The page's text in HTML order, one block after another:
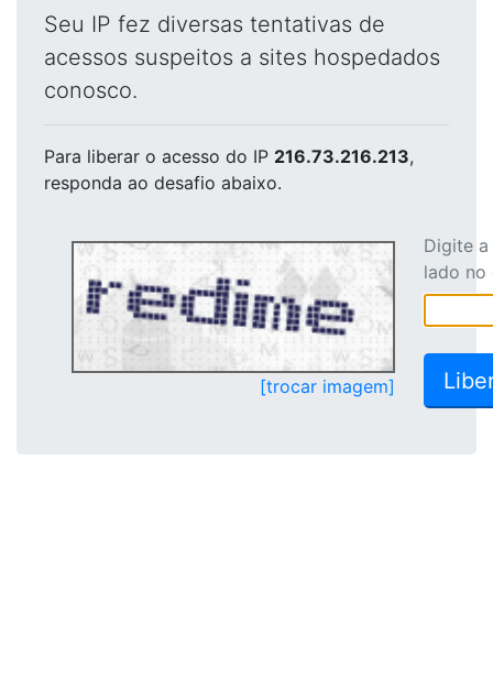
Seu IP fez diversas tentativas de
acessos suspeitos a sites hospedados
conosco.
Para liberar o acesso do IP 216.73.216.213,
responda ao desafio abaixo.
[trocar imagem]
Digite
lado no